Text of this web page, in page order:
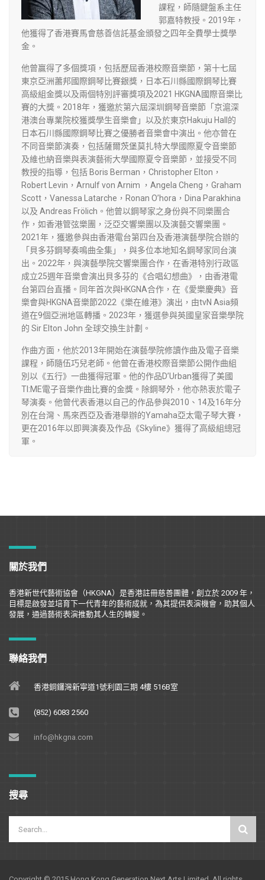
課程，師隨鍵盤系主任
郭嘉特教授。2019年，
他獲得了香港賽馬會慈善信託基金頒發之四年全費學士獎學
金。
他曾贏得了多個獎項，包括歷屆香港校際音樂節，第十七屆
東京亞洲蕭邦國際鋼琴比賽銀獎，日本石川縣國際鋼琴比賽
高級組金獎以及兩個特別評審獎項及2021 HKGNA國際音樂比
賽的大獎。2018年，獲邀於第六屆深圳鋼琴音樂節「京滬深
港澳台專業院校獲獎學生音樂會」以及於東京Hakuju Hall的
日本石川縣國際鋼琴比賽之優勝者音樂會中演出。他亦曾在
不同音樂節演奏，包括薩爾茨堡莫扎特大學國際夏令音樂節
及維也納音樂與表演藝術大學國際夏令音樂節，並接受不同
教授的指導，包括 Boris Berman ， Christopher Elton ，
Robert Levin ， Arnulf von Arnim ， Angela Cheng ， Graham
Scott ， Vanessa Latarche ， Ronan O’hora ， Dina Parakhina
以及 Andreas Frölich。他曾以鋼琴家之身份與不同樂團合
作，如香港管弦樂團，泛亞交響樂團以及演藝交響樂團。
2021年，獲邀參與由香港電台第四台及香港演藝學院合辦的
「貝多芬鋼琴奏鳴曲全集」，與多位本地知名鋼琴家同台演
出。2022年，與演藝學院交響樂團合作，在香港特別行政區
成立25週年音樂會演出貝多芬的《合唱幻想曲》，由香港電
台第四台直播。同年首次與HKGNA合作，在《愛樂慶典》音
樂會與HKGNA音樂節2022《樂在維港》演出，由tvN Asia頻
道在9個亞洲地區轉播。2023年，獲選參與英國皇家音樂學院
的 Sir Elton John 全球交換生計劃。
作曲方面，他於2013年開始在演藝學院修讀作曲及電子音樂
課程，師隨伍巧兒老師。他曾在香港校際音樂節公開作曲組
別以《五行》一曲獲得冠軍。他的作品D’Urban獲得了美國
TI:ME電子音樂作曲比賽的金獎。除鋼琴外，他亦熱衷於電子
琴演奏。他曾代表香港以自己的作品參與2010、14及16年分
別在台灣、馬來西亞及香港舉辦的Yamaha亞太電子琴大賽，
更在2016年以即興演奏及作品《Skyline》獲得了高級組總冠
軍。
關於我們
香港新世代藝術協會（HKGNA）是香港註冊慈善團體，創立於 2009 年，
目標是啟發並培育下一代青年的藝術成就，為其提供表演機會，助其個人
發展，通過藝術表演推動其人生的轉變。
聯絡我們
香港銅鑼灣新寧道1號利園三期 4樓 516B室
(852) 6083 2560
info@hkgna.com
搜尋